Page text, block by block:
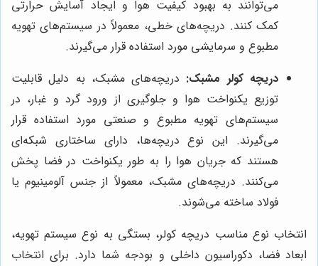
می‌توانند به بهبود کیفیت هوا و ایجاد آسایش حرارتی
کمک کنند. دریچه‌های خطی، معمولاً در سیستم‌های تهویه
مطبوع و سرمایشی مورد استفاده قرار می‌گیرند.
دریچه کولر مشبک: دریچه‌های مشبک، به دلیل قابلیت
توزیع یکنواخت هوا و جلوگیری از ورود گرد و غبار، در
سیستم‌های تهویه مطبوع و صنعتی مورد استفاده قرار
می‌گیرند. این نوع دریچه‌ها، دارای ساختاری شبکه‌ای
هستند که جریان هوا را به طور یکنواخت در فضا پخش
می‌کنند. دریچه‌های مشبک، معمولاً از جنس آلومینیوم یا
فولاد ساخته می‌شوند.
انتخاب نوع مناسب دریچه کولر، بستگی به نوع سیستم تهویه،
ابعاد فضا، دکوراسیون داخلی و بودجه شما دارد. برای انتخاب